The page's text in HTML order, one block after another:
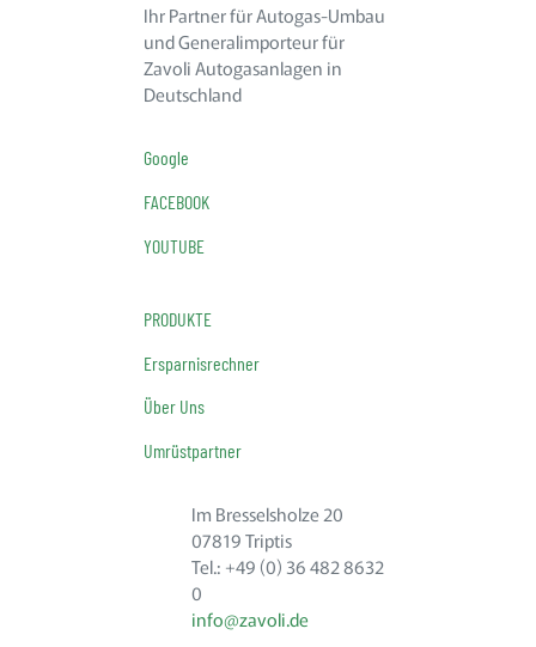
Ihr Partner für Autogas-Umbau
und Generalimporteur für
Zavoli Autogasanlagen in
Deutschland
Google
FACEBOOK
YOUTUBE
PRODUKTE
Ersparnisrechner
Über Uns
Umrüstpartner
Im Bresselsholze 20
07819 Triptis
Tel.: +49 (0) 36 482 8632
0
info@zavoli.de